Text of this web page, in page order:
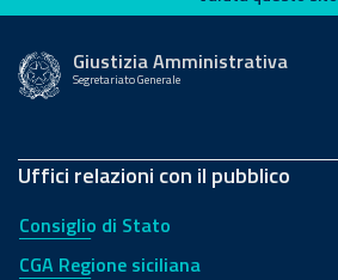
Giustizia Amministrativa
Segretariato Generale
Uffici relazioni con il pubblico
Consiglio di Stato
CGA Regione siciliana